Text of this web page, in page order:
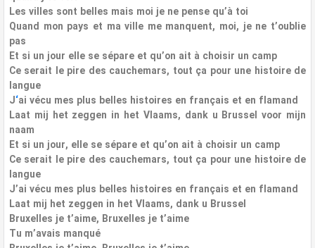
Les villes sont belles mais moi je ne pense qu’à toi
Quand mon pays et ma ville me manquent, moi, je ne t’oublie
pas
Et si un jour elle se sépare et qu’on ait à choisir un camp
Ce serait le pire des cauchemars, tout ça pour une histoire de
langue
J‘ai vécu mes plus belles histoires en français et en flamand
Laat mij het zeggen in het Vlaams, dank u Brussel voor mijn
naam
Et si un jour, elle se sépare et qu’on ait à choisir un camp
Ce serait le pire des cauchemars, tout ça pour une histoire de
langue
J’ai vécu mes plus belles histoires en français et en flamand
Laat mij het zeggen in het Vlaams, dank u Brussel
Bruxelles je t’aime, Bruxelles je t’aime
Tu m’avais manqué